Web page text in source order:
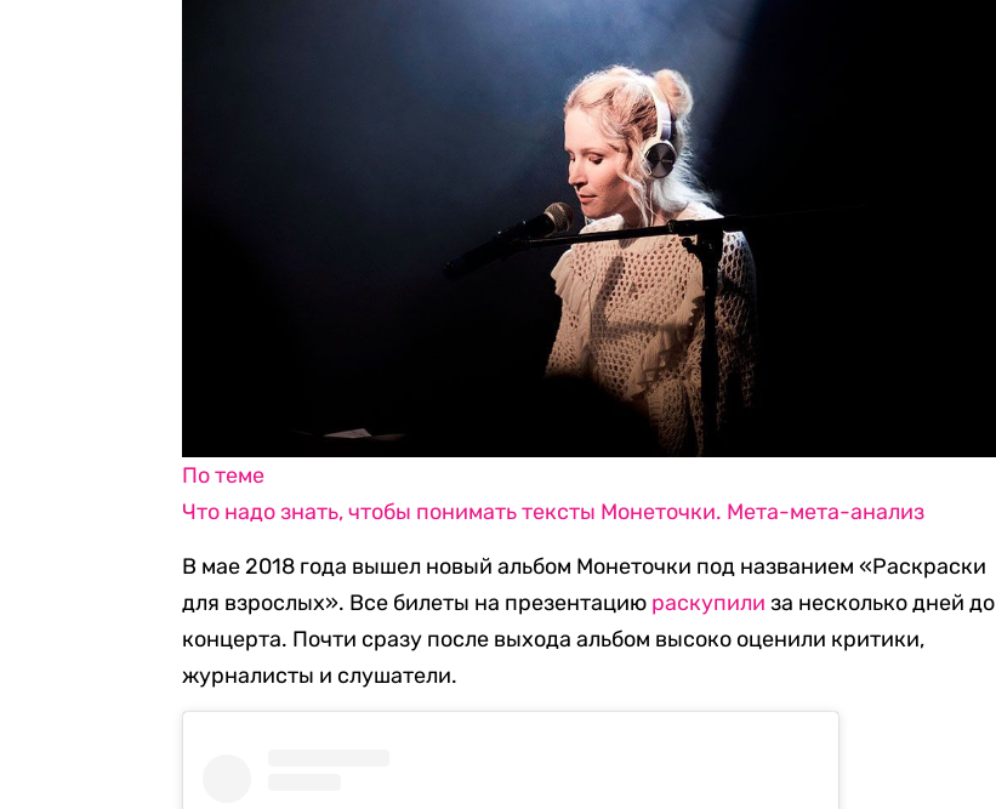
По теме
Что надо знать, чтобы понимать тексты Монеточки. Мета-мета-анализ
В мае 2018 года вышел новый альбом Монеточки под названием «Раскраски
для взрослых». Все билеты на презентацию раскупили за несколько дней до
концерта. Почти сразу после выхода альбом высоко оценили критики,
журналисты и слушатели.